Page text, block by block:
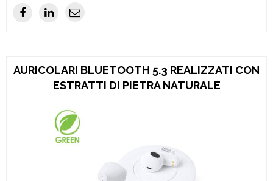
AURICOLARI BLUETOOTH 5.3 REALIZZATI CON
ESTRATTI DI PIETRA NATURALE